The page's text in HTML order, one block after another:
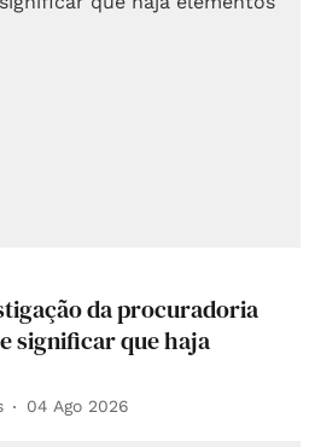
da procuradoria
significar que haja
04 Ago 2026